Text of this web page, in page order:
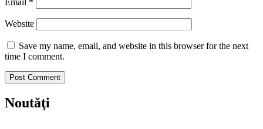
Email *
Website
Save my name, email, and website in this browser for the next
time I comment.
Noutăţi